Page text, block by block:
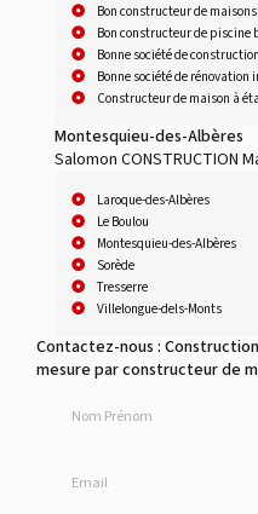
Bon constructeur de
Bon constructeur de piscine
Bonne société de
Bonne société de rénovation
Constructeur de maison à
Montesquieu-des-Albères
Salomon CONSTRUCTION
Laroque-des-Albères
Le Boulou
Montesquieu-des-Albères
Sorède
Tresserre
Villelongue-dels-Monts
Contactez-nous :
mesure par constructeur de